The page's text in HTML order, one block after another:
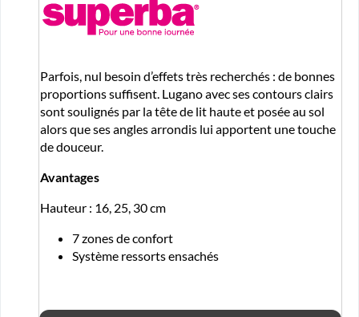
Parfois, nul besoin d’effets très recherchés : de bonnes
proportions suffisent. Lugano avec ses contours clairs
sont soulignés par la tête de lit haute et posée au sol
alors que ses angles arrondis lui apportent une touche
de douceur.
Avantages
Hauteur : 16, 25, 30 cm
7 zones de confort
Système ressorts ensachés